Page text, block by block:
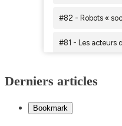
Derniers articles
Bookmark